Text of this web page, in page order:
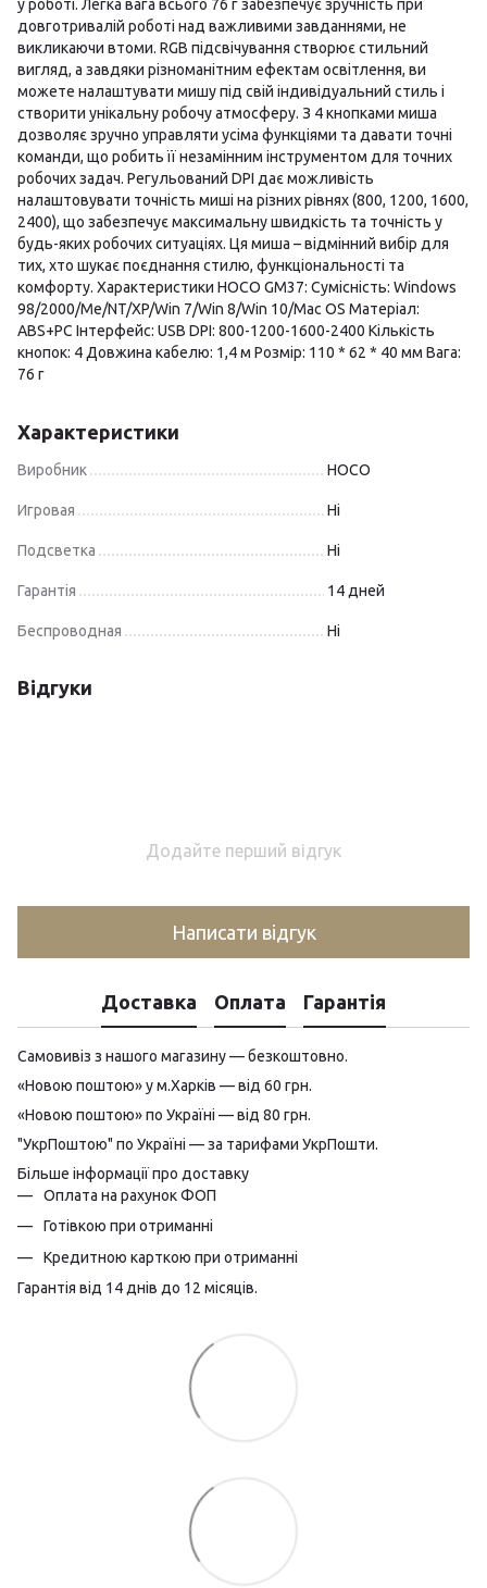
у роботі. Легка вага всього 76 г забезпечує зручність при
довготривалій роботі над важливими завданнями, не
викликаючи втоми. RGB підсвічування створює стильний
вигляд, а завдяки різноманітним ефектам освітлення, ви
можете налаштувати мишу під свій індивідуальний стиль і
створити унікальну робочу атмосферу. З 4 кнопками миша
дозволяє зручно управляти усіма функціями та давати точні
команди, що робить її незамінним інструментом для точних
робочих задач. Регульований DPI дає можливість
налаштовувати точність миші на різних рівнях (800, 1200, 1600,
2400), що забезпечує максимальну швидкість та точність у
будь-яких робочих ситуаціях. Ця миша – відмінний вибір для
тих, хто шукає поєднання стилю, функціональності та
комфорту. Характеристики HOCO GM37: Сумісність: Windows
98/2000/Me/NT/XP/Win 7/Win 8/Win 10/Mac OS Матеріал:
ABS+PC Інтерфейс: USB DPI: 800-1200-1600-2400 Кількість
кнопок: 4 Довжина кабелю: 1,4 м Розмір: 110 * 62 * 40 мм Вага:
76 г
Характеристики
Виробник HOCO
Игровая Ні
Подсветка Ні
Гарантія 14 дней
Беспроводная Ні
Відгуки
Додайте перший відгук
Написати відгук
Доставка Оплата Гарантія
Самовивіз з нашого магазину — безкоштовно.
«Новою поштою» у м.Харків — від 60 грн.
«Новою поштою» по Україні — від 80 грн.
"УкрПоштою" по Україні — за тарифами УкрПошти.
Більше інформації про доставку
Оплата на рахунок ФОП
Готівкою при отриманні
Кредитною карткою при отриманні
Гарантія від 14 днів до 12 місяців.